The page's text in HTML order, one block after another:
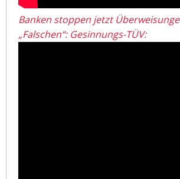
Banken stoppen jetzt
„Falschen“: Gesinnungs-TÜV: